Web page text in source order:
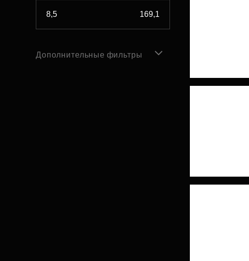
Дополнительные фильтры